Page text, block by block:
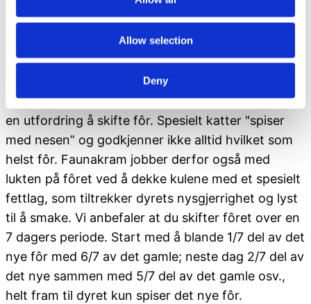
Allow selection
Deny
produkter løpende på både hunder og katter, for å
sikre at dyrene er tilfredse med smaken.
Hvordan skifter jeg fôr?
Dyr liker ofte faste vaner, og det kan derfor være
en utfordring å skifte fôr. Spesielt katter "spiser
med nesen” og godkjenner ikke alltid hvilket som
helst fôr. Faunakram jobber derfor også med
lukten på fôret ved å dekke kulene med et spesielt
fettlag, som tiltrekker dyrets nysgjerrighet og lyst
til å smake. Vi anbefaler at du skifter fôret over en
7 dagers periode. Start med å blande 1/7 del av det
nye fôr med 6/7 av det gamle; neste dag 2/7 del av
det nye sammen med 5/7 del av det gamle osv.,
helt fram til dyret kun spiser det nye fôr.